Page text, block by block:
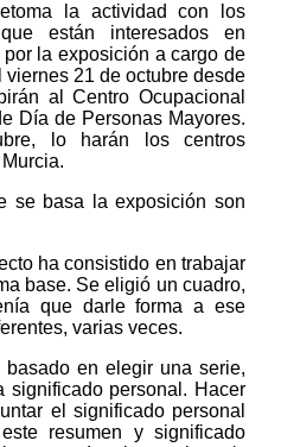
la actividad con los
están interesados en
la exposición a cargo de
viernes 21 de octubre desde
al Centro Ocupacional
Día de Personas Mayores.
lo harán los centros
se basa la exposición son
ha consistido en trabajar
base. Se eligió un cuadro,
que darle forma a ese
varias veces.
en elegir una serie,
significado personal. Hacer
el significado personal
resumen y significado